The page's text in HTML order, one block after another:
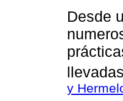
Desde
y